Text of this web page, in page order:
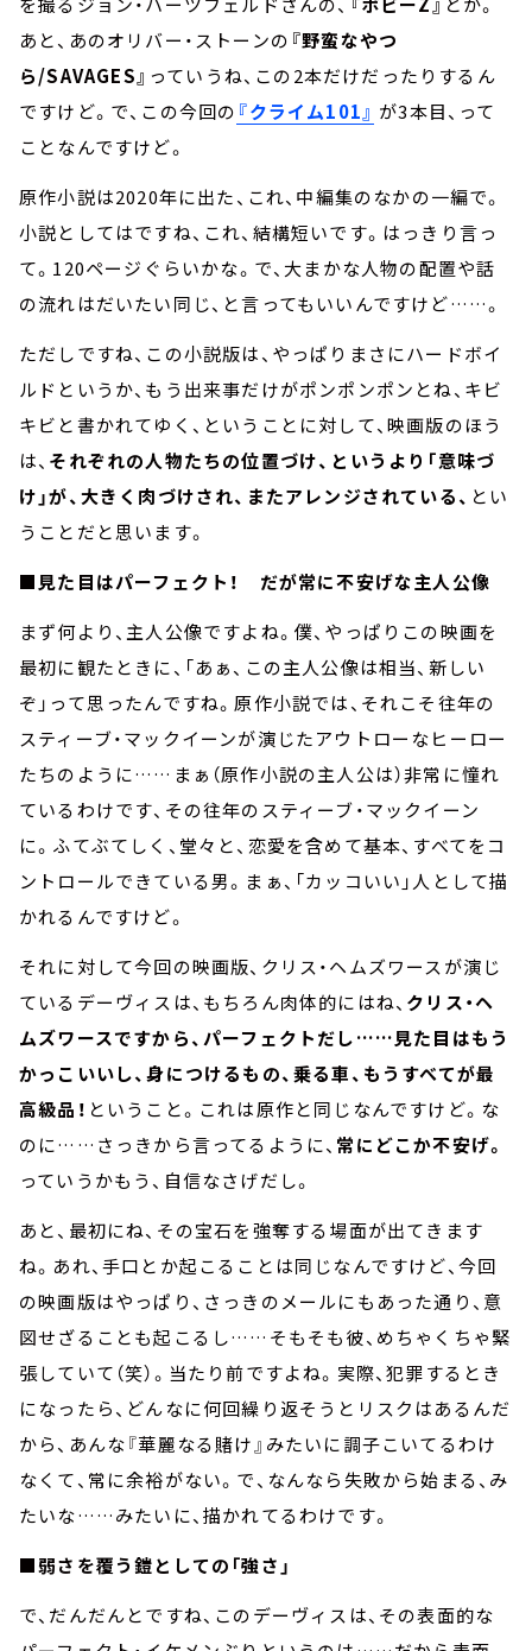
あと、あのオリバー・ストーンの 『野蛮なやつ
ら/SAVAGES』 っていうね、この2本だけだったりするん
ですけど。で、この今回の 『クライム101』 が3本目、って
ことなんですけど。
原作小説は2020年に出た、これ、中編集のなかの一編で。
小説としてはですね、これ、結構短いです。はっきり言っ
て。120ページぐらいかな。で、大まかな人物の配置や話
の流れはだいたい同じ、と言ってもいいんですけど……。
ただしですね、この小説版は、やっぱりまさにハードボイ
ルドというか、もう出来事だけがポンポンポンとね、キビ
キビと書かれてゆく、ということに対して、映画版のほう
は、 それぞれの人物たちの位置づけ、というより「意味づ
け」が、大きく肉づけされ、またアレンジされている、 とい
うことだと思います。
■見た目はパーフェクト！ だが常に不安げな主人公像
まず何より、主人公像ですよね。僕、やっぱりこの映画を
最初に観たときに、「あぁ、この主人公像は相当、新しい
ぞ」って思ったんですね。原作小説では、それこそ往年の
スティーブ・マックイーンが演じたアウトローなヒーロー
たちのように……まぁ（原作小説の主人公は）非常に憧れ
ているわけです、その往年のスティーブ・マックイーン
に。ふてぶてしく、堂々と、恋愛を含めて基本、すべてをコ
ントロールできている男。まぁ、「カッコいい」人として描
かれるんですけど。
それに対して今回の映画版、クリス・ヘムズワースが演じ
ているデーヴィスは、もちろん肉体的にはね、 クリス・ヘ
ムズワースですから、パーフェクトだし……見た目はもう
かっこいいし、身につけるもの、乗る車、もうすべてが最
高級品！ ということ。これは原作と同じなんですけど。な
のに……さっきから言ってるように、 常にどこか不安げ。
っていうかもう、自信なさげだし。
あと、最初にね、その宝石を強奪する場面が出てきます
ね。あれ、手口とか起こることは同じなんですけど、今回
の映画版はやっぱり、さっきのメールにもあった通り、意
図せざることも起こるし……そもそも彼、めちゃくちゃ緊
張していて（笑）。当たり前ですよね。実際、犯罪するとき
になったら、どんなに何回繰り返そうとリスクはあるんだ
から、あんな『華麗なる賭け』みたいに調子こいてるわけ
なくて、常に余裕がない。で、なんなら失敗から始まる、み
たいな……みたいに、描かれてるわけです。
■弱さを覆う鎧としての「強さ」
で、だんだんとですね、このデーヴィスは、その表面的な